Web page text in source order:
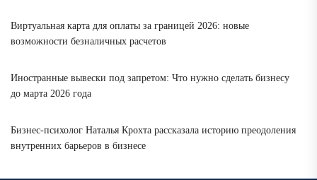
Виртуальная карта для оплаты за границей 2026: новые
возможности безналичных расчетов
Иностранные вывески под запретом: Что нужно сделать бизнесу
до марта 2026 года
Бизнес-психолог Наталья Крохта рассказала историю преодоления
внутренних барьеров в бизнесе